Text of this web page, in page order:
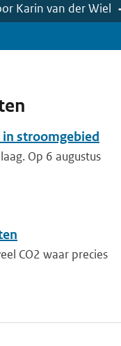
Karin van der Wiel
stroomgebied
Op 6 augustus
CO2 waar precies